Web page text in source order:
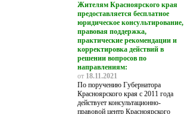
Жителям Красноярского края
предоставляется бесплатное
юридическое консультирование,
правовая поддержка,
практические рекомендации и
корректировка действий в
решении вопросов по
направлениям:
от 18.11.2021
По поручению Губернатора
Красноярского края с 2011 года
действует консультационно-
правовой центр Красноярского